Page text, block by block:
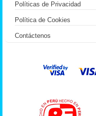
Políticas de Privacidad
Política de Cookies
Contáctenos